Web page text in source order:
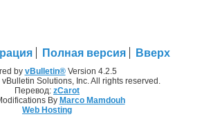
Полная версия Вверх
by vBulletin®Version 4.2.5
Solutions, Inc. All rights reserved.
Перевод: zCarot
By Marco Mamdouh
Web Hosting